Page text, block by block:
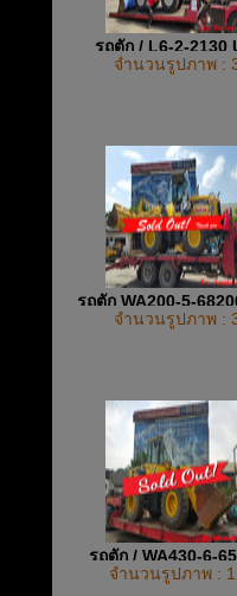
รถตัก / L6-2-2130
จำนวนรูปภาพ :
รถตัก WA200-5-
จำนวนรูปภาพ :
รถตัก / WA430-6-
UP
จำนวนรูปภาพ :